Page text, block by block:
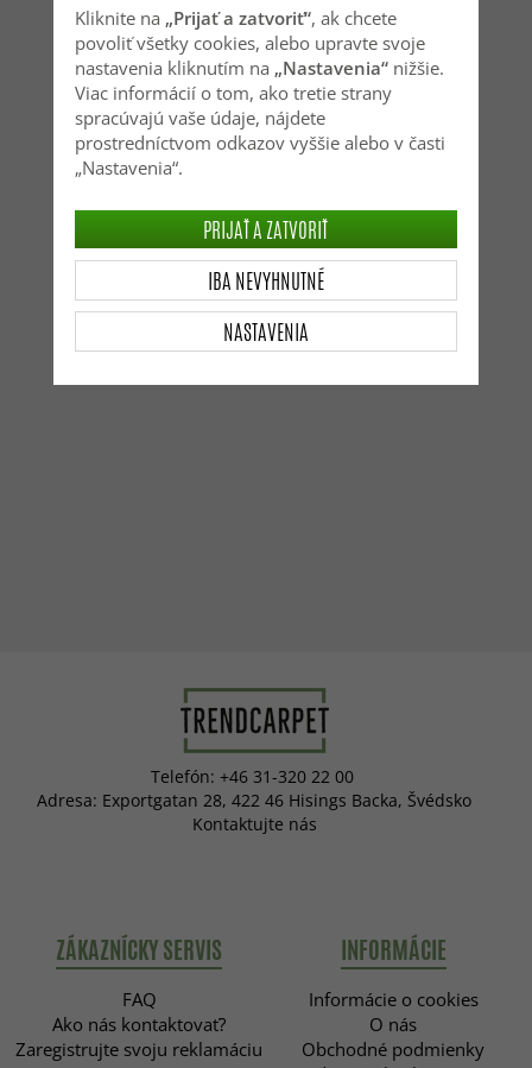
Telefón: +46 31-320 22 00
Adresa: Exportgatan 28, 422 46 Hisings Backa, Švédsko
Kontaktujte nás
ZÁKAZNÍCKY SERVIS
FAQ
Ako nás kontaktovať?
Zaregistrujte svoju reklamáciu
INFORMÁCIE
Informácie o cookies
O nás
Obchodné podmienky
Kliknite na „Prijať a zatvoriť“, ak chcete
povoliť všetky cookies, alebo upravte svoje
nastavenia kliknutím na „Nastavenia“nižšie.
Viac informácií o tom, ako tretie strany
spracúvajú vaše údaje, nájdete
prostredníctvom odkazov vyššie alebo v časti
„Nastavenia“.
NASTAVENIA
IBA NEVYHNUTNÉ
PRIJAŤ A ZATVORIŤ